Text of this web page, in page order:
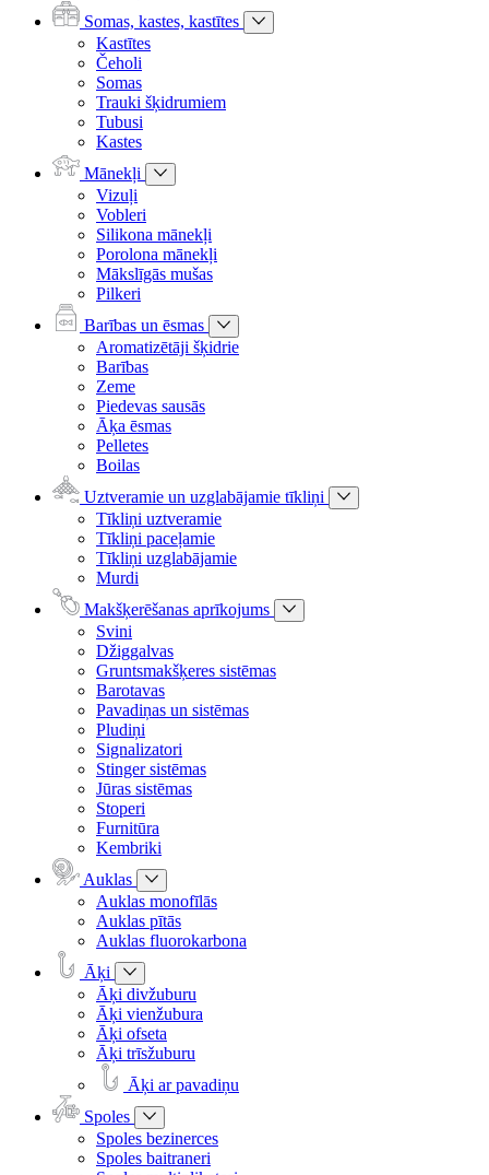
Somas, kastes, kastītes
Kastītes
Čeholi
Somas
Trauki šķidrumiem
Tubusi
Kastes
Mānekļi
Vizuļi
Vobleri
Silikona mānekļi
Porolona mānekļi
Mākslīgās mušas
Pilkeri
Barības un ēsmas
Aromatizētāji šķidrie
Barības
Zeme
Piedevas sausās
Āķa ēsmas
Pelletes
Boilas
Uztveramie un uzglabājamie tīkliņi
Tīkliņi uztveramie
Tīkliņi paceļamie
Tīkliņi uzglabājamie
Murdi
Makšķerēšanas aprīkojums
Svini
Džiggalvas
Gruntsmakšķeres sistēmas
Barotavas
Pavadiņas un sistēmas
Pludiņi
Signalizatori
Stinger sistēmas
Jūras sistēmas
Stoperi
Furnitūra
Kembriki
Auklas
Auklas monofīlās
Auklas pītās
Auklas fluorokarbona
Āķi
Āķi divžuburu
Āķi vienžubura
Āķi ofseta
Āķi trīsžuburu
Āķi ar pavadiņu
Spoles
Spoles bezinerces
Spoles baitraneri